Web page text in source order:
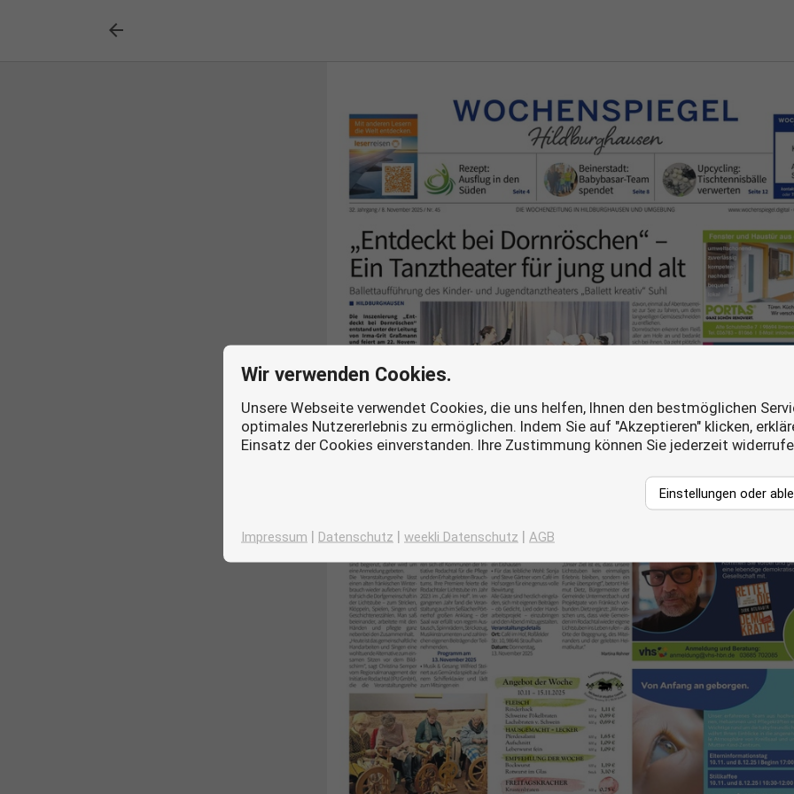

Wir verwenden Cookies.
Unsere Webseite verwendet Cookies, die uns helfen, Ihnen den bestmöglichen
optimales Nutzererlebnis zu ermöglichen. Indem Sie auf "Akzeptieren" klicken,
Einsatz der Cookies einverstanden. Ihre Zustimmung können Sie jederzeit
Einstellungen oder
Impressum | Datenschutz | weekli Datenschutz | AGB